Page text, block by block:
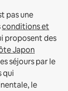
pas une
conditions et
proposent des
Japon
séjours par le
qui
le